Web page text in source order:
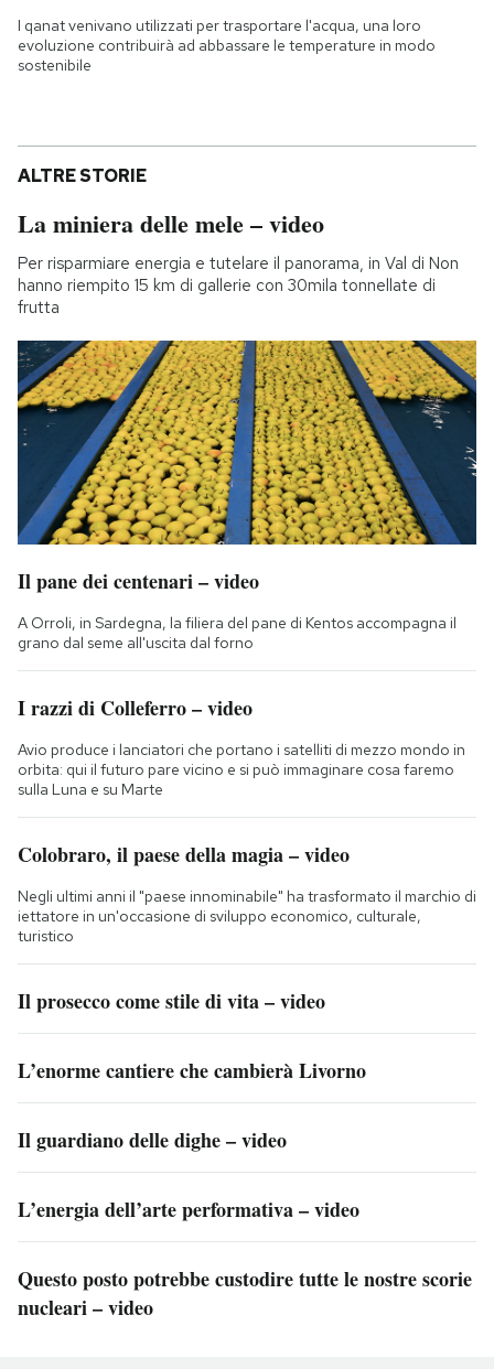
I qanat venivano utilizzati per trasportare l'acqua, una loro
evoluzione contribuirà ad abbassare le temperature in modo
sostenibile
ALTRE STORIE
La miniera delle mele – video
Per risparmiare energia e tutelare il panorama, in Val di Non
hanno riempito 15 km di gallerie con 30mila tonnellate di
frutta
Il pane dei centenari – video
A Orroli, in Sardegna, la filiera del pane di Kentos accompagna il
grano dal seme all'uscita dal forno
I razzi di Colleferro – video
Avio produce i lanciatori che portano i satelliti di mezzo mondo in
orbita: qui il futuro pare vicino e si può immaginare cosa faremo
sulla Luna e su Marte
Colobraro, il paese della magia – video
Negli ultimi anni il "paese innominabile" ha trasformato il marchio di
iettatore in un'occasione di sviluppo economico, culturale,
turistico
Il prosecco come stile di vita – video
L’enorme cantiere che cambierà Livorno
Il guardiano delle dighe – video
L’energia dell’arte performativa – video
Questo posto potrebbe custodire tutte le nostre scorie
nucleari – video